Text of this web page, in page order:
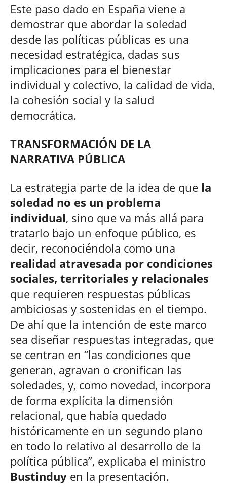
Este paso dado en España viene a
demostrar que abordar la soledad
desde las políticas públicas es una
necesidad estratégica, dadas sus
implicaciones para el bienestar
individual y colectivo, la calidad de vida,
la cohesión social y la salud
democrática.
TRANSFORMACIÓN DE LA
NARRATIVA PÚBLICA
La estrategia parte de la idea de que la
soledad no es un problema
individual, sino que va más allá para
tratarlo bajo un enfoque público, es
decir, reconociéndola como una
realidad atravesada por condiciones
sociales, territoriales y relacionales
que requieren respuestas públicas
ambiciosas y sostenidas en el tiempo.
De ahí que la intención de este marco
sea diseñar respuestas integradas, que
se centran en “las condiciones que
generan, agravan o cronifican las
soledades, y, como novedad, incorpora
de forma explícita la dimensión
relacional, que había quedado
históricamente en un segundo plano
en todo lo relativo al desarrollo de la
política pública”, explicaba el ministro
Bustinduy en la presentación.